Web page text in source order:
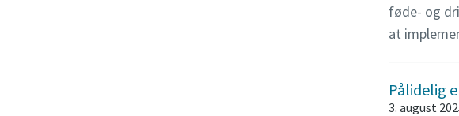
føde- og
at
Pålidelig
3. august